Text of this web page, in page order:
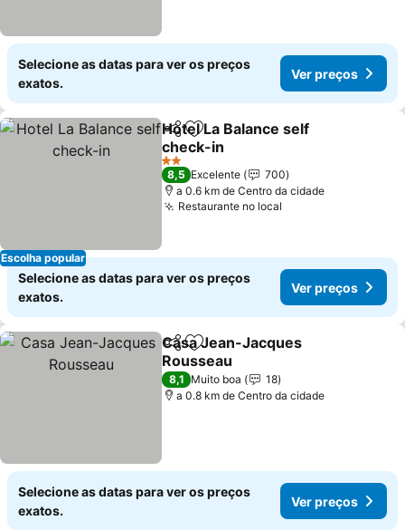
Selecione as datas para ver os preços
exatos.
Ver preços
Escolha popular
PartilharAdicionar aos favoritos
Hotel La Balance self
check-in
2 Estrelas
8,5 Excelente
700
a 0.6 km de Centro da cidade
Restaurante no local
Selecione as datas para ver os preços
exatos.
Ver preços
PartilharAdicionar aos favoritos
Casa Jean-Jacques
Rousseau
8,1 Muito boa
18
a 0.8 km de Centro da cidade
Selecione as datas para ver os preços
exatos.
Ver preços